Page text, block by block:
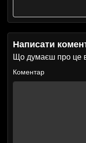
Написати
Що думаєш про це
Коментар